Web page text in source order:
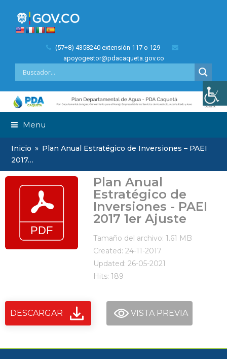
(57+8) 4358240 extensión 117 o 129
apoyogestor@pdacaqueta.gov.co
Menu
Inicio » Plan Anual Estratégico de Inversiones – PAEI
2017…
Plan Anual
Estratégico de
Inversiones - PAEI
2017 1er Ajuste
Tamaño del archivo: 1.61 MB
Created: 24-11-2017
Updated: 26-05-2021
Hits: 189
DESCARGAR VISTA PREVIA